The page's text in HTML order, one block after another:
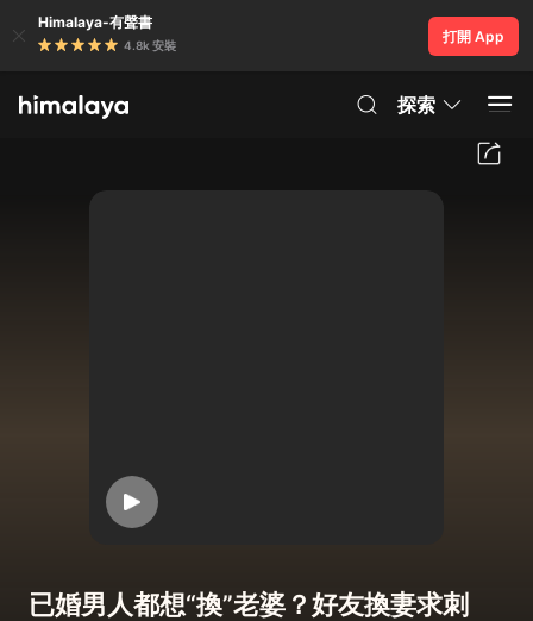
Himalaya-有聲書
4.8k 安裝
打開 App
探索
已婚男人都想“換”老婆？好友換妻求刺